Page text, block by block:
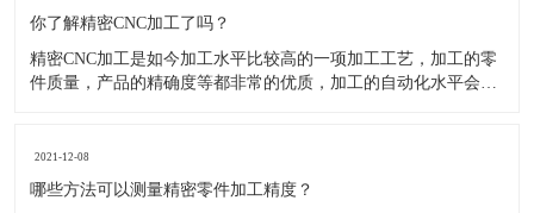
​你了解精密CNC加工了吗？
精密CNC加工是如今加工水平比较高的一项加工工艺，加工的零
件质量，产品的精确度等都非常的优质，加工的自动化水平会比
自动化技术水平高，非常适合加工轮廊样子繁杂的曲线图，斜面
零
2021-12-08
​哪些方法可以测量精密零件加工精度？